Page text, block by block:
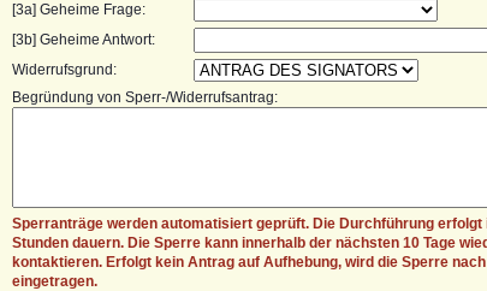
[3a] Geheime Frage:
[3b] Geheime Antwort:
Widerrufsgrund:
Begründung von Sperr-/Widerrufsantrag:
Sperranträge werden automatisiert geprüft. Die Durchführung
Stunden dauern. Die Sperre kann innerhalb der nächsten 10 Tage
kontaktieren. Erfolgt kein Antrag auf Aufhebung, wird die Sperre
eingetragen.